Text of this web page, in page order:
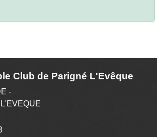
Club de Parigné L'Evêque
-